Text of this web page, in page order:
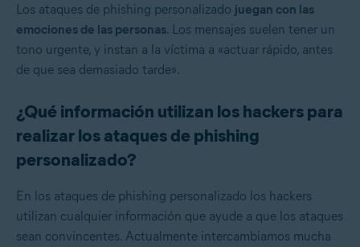
Los ataques de phishing personalizado juegan con las
emociones de las personas. Los mensajes suelen tener un
tono urgente, y instan a la víctima a «actuar rápido, antes
de que sea demasiado tarde».
¿Qué información utilizan los hackers para
realizar los ataques de phishing
personalizado?
En los ataques de phishing personalizado los hackers
utilizan cualquier información que ayude a que los ataques
sean convincentes. Actualmente intercambiamos mucha